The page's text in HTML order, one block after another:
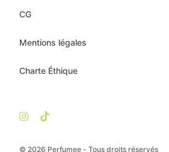
© 2026 Perfumee - Tous droits réservés
CG
Mentions légales
Charte Éthique